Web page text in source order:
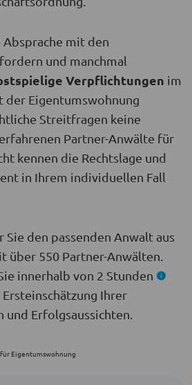
Absprache mit den
und manchmal
Verpflichtungen im
der Eigentumswohnung
Streitfragen keine
Partner-Anwälte für
kennen die Rechtslage und
in Ihrem individuellen Fall
den passenden Anwalt aus
über 550 Partner-Anwälten.
innerhalb von 2 Stunden
Ihrer
Erfolgsaussichten.
Eigentumswohnung